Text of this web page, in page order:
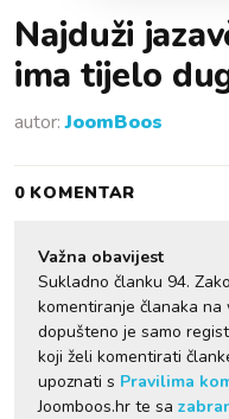
Najduži
ima tijelo
autor:JoomBoos
0 KOMENTAR
Važna obavijest
Sukladno članku 94.
komentiranje članaka
dopušteno je samo
koji želi komentirati
upoznati s Pravilima
Joomboos.hr te sa